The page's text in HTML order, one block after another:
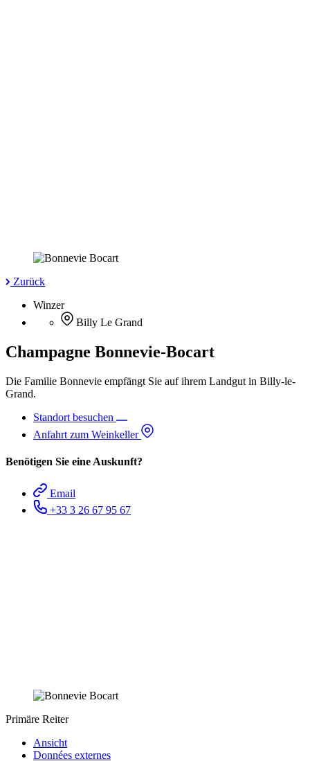
Zurück
Winzer
Billy Le Grand
Champagne Bonnevie-Bocart
Die Familie Bonnevie empfängt Sie auf ihrem Landgut in Billy-le-
Grand.
Standort besuchen
Anfahrt zum Weinkeller
Benötigen Sie eine Auskunft?
Email
+33 3 26 67 95 67
Primäre Reiter
Ansicht
Données externes